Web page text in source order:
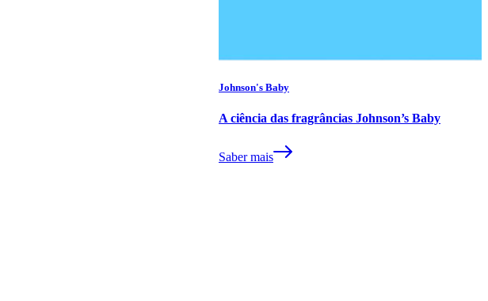
Johnson's Baby
A ciência das fragrâncias Johnson’s Baby
Saber mais